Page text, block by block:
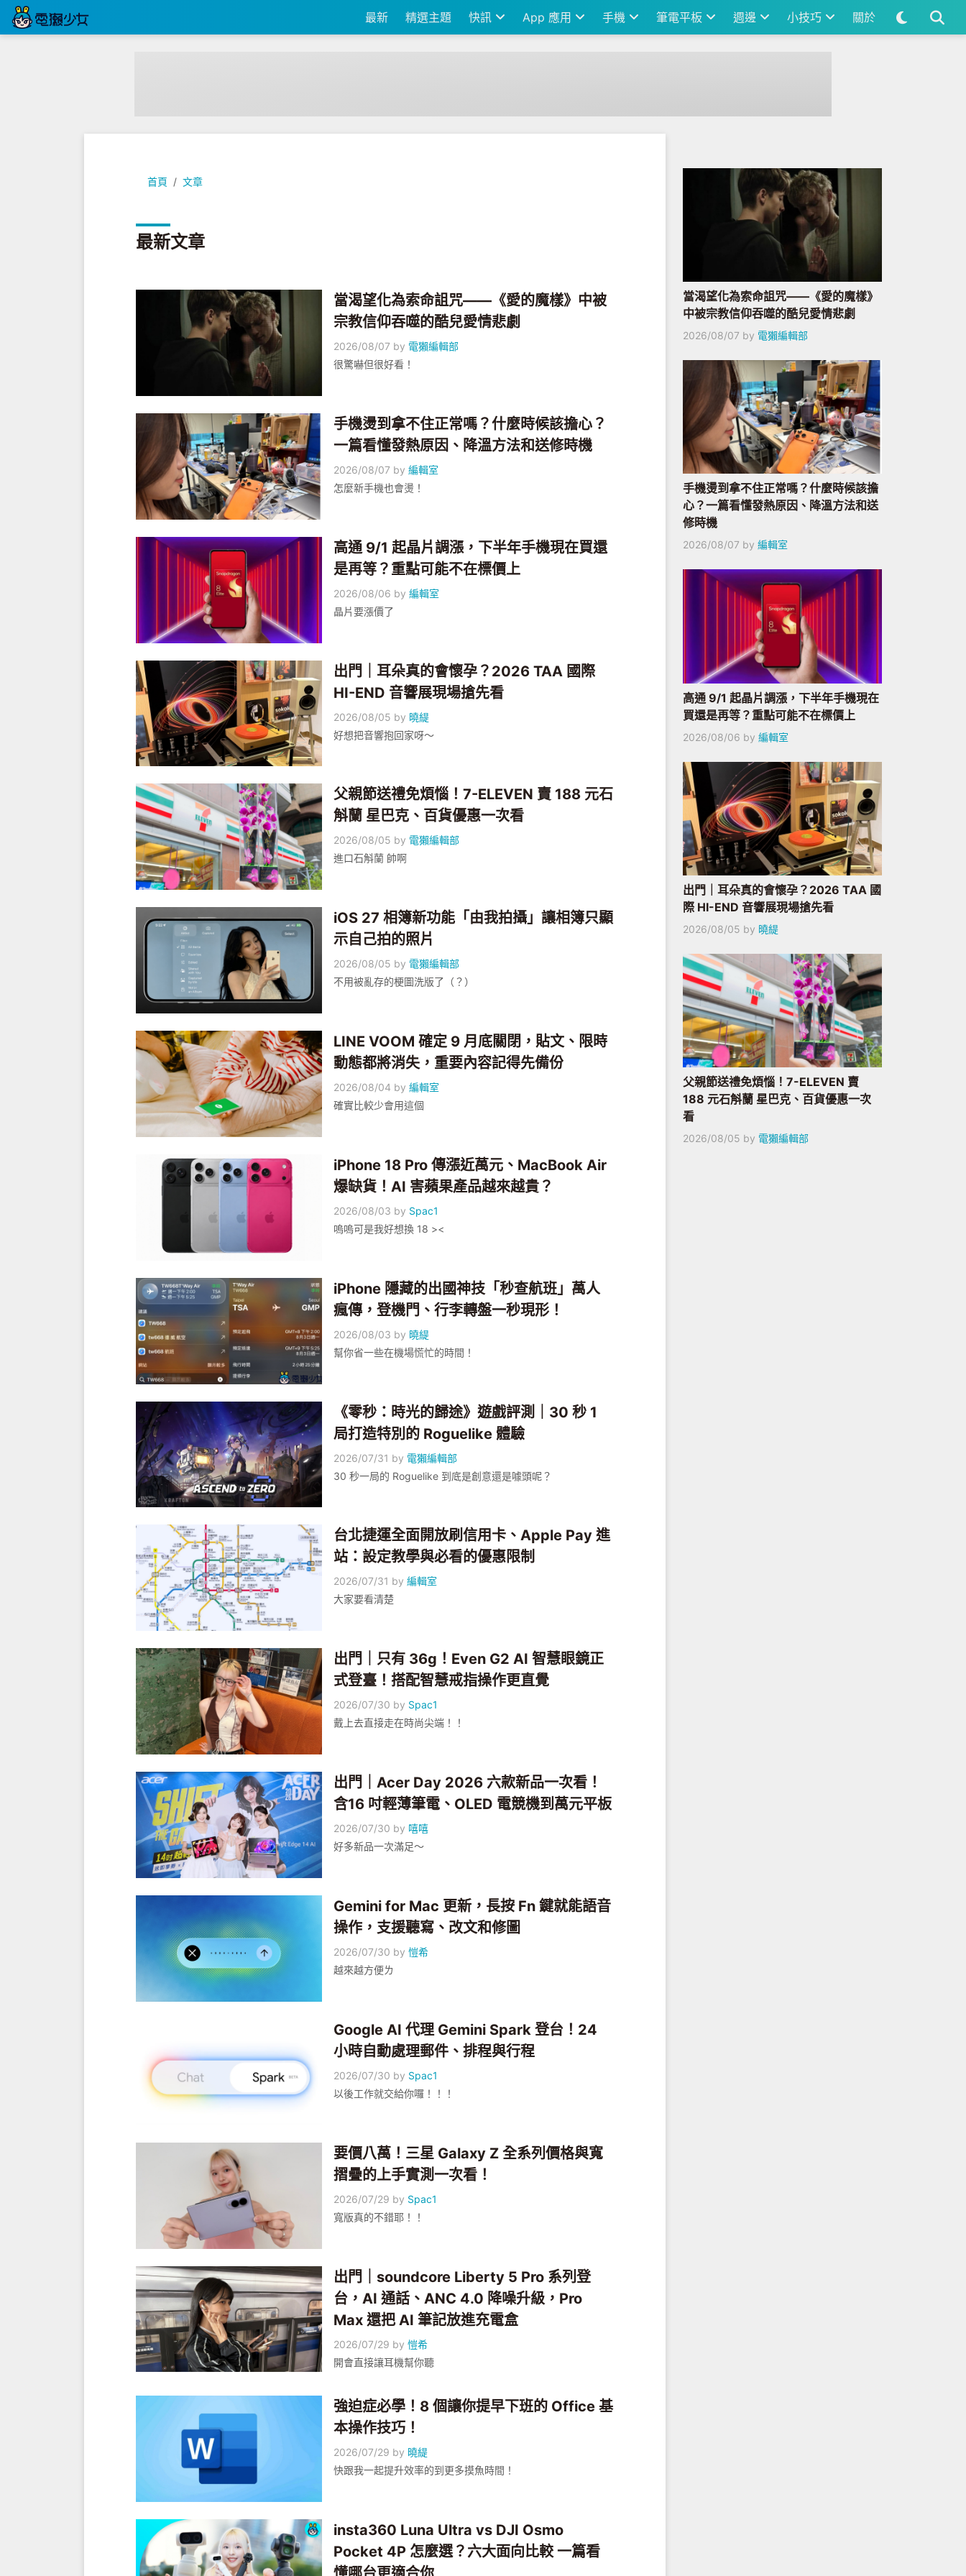
最新 精選主題 快訊 App 應用 手機 筆電平板 週邊 小技巧 關於
首頁 文章
最新文章
當渴望化為索命詛咒——《愛的魔樣》中被
宗教信仰吞噬的酷兒愛情悲劇
2026/08/07 by 電獺編輯部
很驚嚇但很好看！
手機燙到拿不住正常嗎？什麼時候該擔心？
一篇看懂發熱原因、降溫方法和送修時機
2026/08/07 by編輯室
怎麼新手機也會燙！
高通 9/1 起晶片調漲，下半年手機現在買還
是再等？重點可能不在標價上
2026/08/06 by編輯室
晶片要漲價了
出門｜耳朵真的會懷孕？2026 TAA 國際
HI-END 音響展現場搶先看
2026/08/05 by 曉緹
好想把音響抱回家呀～
父親節送禮免煩惱！7-ELEVEN 賣 188 元石
斛蘭 星巴克、百貨優惠一次看
2026/08/05 by 電獺編輯部
進口石斛蘭 帥啊
iOS 27 相簿新功能「由我拍攝」讓相簿只顯
示自己拍的照片
2026/08/05 by 電獺編輯部
不用被亂存的梗圖洗版了（？）
LINE VOOM 確定 9 月底關閉，貼文、限時
動態都將消失，重要內容記得先備份
2026/08/04 by編輯室
確實比較少會用這個
iPhone 18 Pro 傳漲近萬元、MacBook Air
爆缺貨！AI 害蘋果產品越來越貴？
2026/08/03 by Spac1
嗚嗚可是我好想換 18 ><
iPhone 隱藏的出國神技「秒查航班」萬人
瘋傳，登機門、行李轉盤一秒現形！
2026/08/03 by 曉緹
幫你省一些在機場慌忙的時間！
《零秒：時光的歸途》遊戲評測｜30 秒 1
局打造特別的 Roguelike 體驗
2026/07/31 by 電獺編輯部
30 秒一局的 Roguelike 到底是創意還是噱頭呢？
台北捷運全面開放刷信用卡、Apple Pay 進
站：設定教學與必看的優惠限制
2026/07/31 by編輯室
大家要看清楚
出門｜只有 36g！Even G2 AI 智慧眼鏡正
式登臺！搭配智慧戒指操作更直覺
2026/07/30 by Spac1
戴上去直接走在時尚尖端！！
出門｜Acer Day 2026 六款新品一次看！
含16 吋輕薄筆電、OLED 電競機到萬元平板
2026/07/30 by 嘻嘻
好多新品一次滿足～
Gemini for Mac 更新，長按 Fn 鍵就能語音
操作，支援聽寫、改文和修圖
2026/07/30 by愷希
越來越方便ㄌ
Google AI 代理 Gemini Spark 登台！24
小時自動處理郵件、排程與行程
2026/07/30 by Spac1
以後工作就交給你囉！！！
要價八萬！三星 Galaxy Z 全系列價格與寬
摺疊的上手實測一次看！
2026/07/29 by Spac1
寬版真的不錯耶！！
出門｜soundcore Liberty 5 Pro 系列登
台，AI 通話、ANC 4.0 降噪升級，Pro
Max 還把 AI 筆記放進充電盒
2026/07/29 by愷希
開會直接讓耳機幫你聽
強迫症必學！8 個讓你提早下班的 Office 基
本操作技巧！
2026/07/29 by 曉緹
快跟我一起提升效率的到更多摸魚時間！
insta360 Luna Ultra vs DJI Osmo
Pocket 4P 怎麼選？六大面向比較 一篇看
當渴望化為索命詛咒——《愛的魔樣》
中被宗教信仰吞噬的酷兒愛情悲劇
2026/08/07 by 電獺編輯部
手機燙到拿不住正常嗎？什麼時候該擔
心？一篇看懂發熱原因、降溫方法和送
修時機
2026/08/07 by 編輯室
高通 9/1 起晶片調漲，下半年手機現在
買還是再等？重點可能不在標價上
2026/08/06 by 編輯室
出門｜耳朵真的會懷孕？2026 TAA 國
際 HI-END 音響展現場搶先看
2026/08/05 by 曉緹
父親節送禮免煩惱！7-ELEVEN 賣
188 元石斛蘭 星巴克、百貨優惠一次
看
2026/08/05 by 電獺編輯部